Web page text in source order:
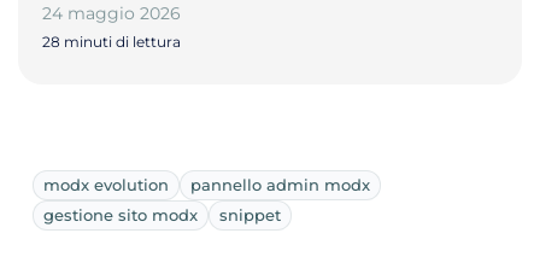
24 maggio 2026
28 minuti di lettura
modx evolution
pannello admin modx
gestione sito modx
snippet